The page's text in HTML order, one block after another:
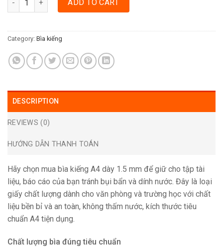
ADD TO CART
Category: Bìa kiếng
DESCRIPTION
REVIEWS (0)
HƯỚNG DẪN THANH TOÁN
Hãy chọn mua bìa kiếng A4 dày 1.5 mm để giữ cho tập tài
liệu, báo cáo của bạn tránh bụi bẩn và dính nước. Đây là loại
giấy chất lượng dành cho văn phòng và trường học với chất
liệu bền bỉ và an toàn, không thấm nước, kích thước tiêu
chuẩn A4 tiện dụng.
Chất lượng bìa đúng tiêu chuẩn